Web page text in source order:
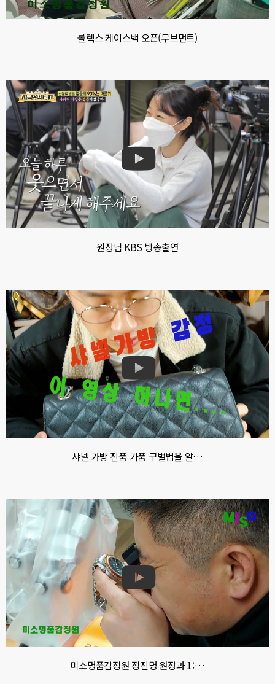
롤렉스 케이스백 오픈(무브먼트)
원장님 KBS 방송출연
샤넬 가방 진품 가품 구별법을 알…
미소명품감정원 정진명 원장과 1:…